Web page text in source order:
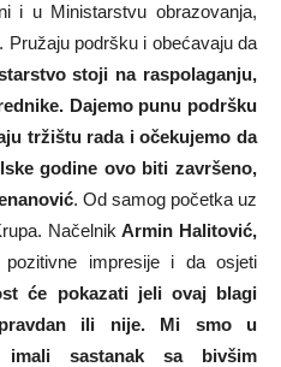
i u Ministarstvu obrazovanja,
Pružaju podršku i obećavaju da
stoji na raspolaganju,
Dajemo punu podršku
tržištu rada i očekujemo da
godine ovo biti završeno,
. Od samog početka uz
NačelnikArmin Halitović,
impresije i da osjeti
će pokazati jeli ovaj blagi
ili nije. Mi smo u
imali sastanak sa bivšim